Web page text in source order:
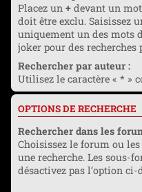
Placez un + devant un
doit être exclu. Saisissez
uniquement un des mots
joker pour des recherches
Rechercher par auteur :
Utilisez le caractère « * »
OPTIONS DE RECHERCHE
Rechercher dans les
Choisissez le forum ou
une recherche. Les sous-
désactivez pas l’option